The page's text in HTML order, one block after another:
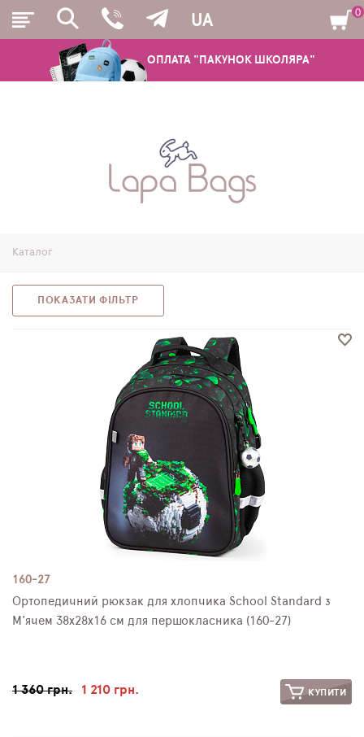
ОПЛАТА "ПАКУНОК ШКОЛЯРА"
UA
ШКІЛЬНІ РЮКЗАКИ ТА РАНЦІ
МОЛОДІЖНІ РЮКЗАКИ
ПЕНАЛИ
SCHOOL STANDARD
0
Каталог
ПОКАЗАТИ ФІЛЬТР
160-27
Ортопедичний рюкзак для хлопчика School Standard з
М'ячем 38х28х16 см для першокласника (160-27)
1 360 грн. 1 210 грн. КУПИТИ